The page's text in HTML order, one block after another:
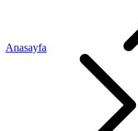
Anasayfa